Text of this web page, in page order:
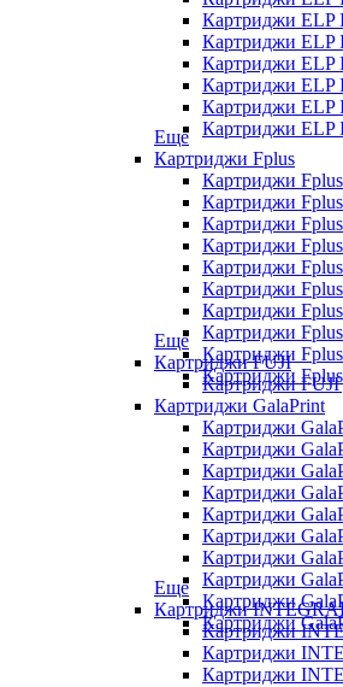
Картриджи ELP
Картриджи ELP
Картриджи ELP
Картриджи ELP
Картриджи ELP
Картриджи ELP
Еще
Картриджи Fplus
Картриджи
Картриджи
Картриджи
Картриджи
Картриджи
Картриджи
Картриджи
Картриджи
Картриджи
Картриджи
Еще
Картриджи FUJI
Картриджи FUJI
Картриджи GalaPrint
Картриджи
Картриджи
Картриджи
Картриджи
Картриджи
Картриджи
Картриджи
Картриджи
Картриджи
Картриджи
Еще
Картриджи
Картриджи
Картриджи
Картриджи